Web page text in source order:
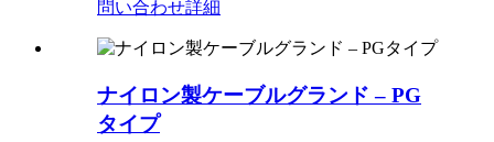
問い合わせ詳細
ナイロン製ケーブルグランド – PG
タイプ